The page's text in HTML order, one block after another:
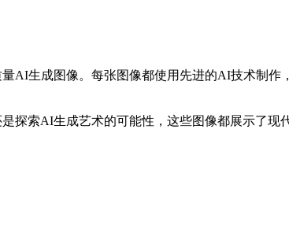
生成图像。每张图像都使用先进的AI技术制作
探索AI生成艺术的可能性，这些图像都展示了